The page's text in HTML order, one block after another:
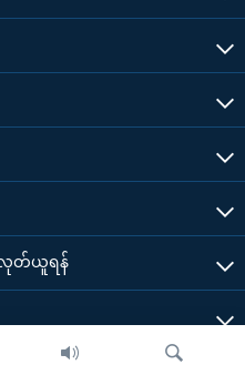
လုတ်ယူရန်